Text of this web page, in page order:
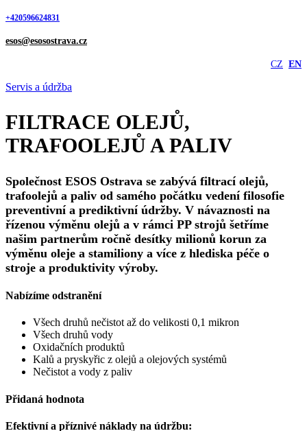
+420596624831
esos@esosostrava.cz
CZ EN
Servis a údržba
FILTRACE OLEJŮ,
TRAFOOLEJŮ A PALIV
Společnost ESOS Ostrava se zabývá filtrací olejů,
trafoolejů a paliv od samého počátku vedení filosofie
preventivní a prediktivní údržby. V návaznosti na
řízenou výměnu olejů a v rámci PP strojů šetříme
našim partnerům ročně desítky milionů korun za
výměnu oleje a stamiliony a více z hlediska péče o
stroje a produktivity výroby.
Nabízíme odstranění
Všech druhů nečistot až do velikosti 0,1 mikron
Všech druhů vody
Oxidačních produktů
Kalů a pryskyřic z olejů a olejových systémů
Nečistot a vody z paliv
Přidaná hodnota
Efektivní a příznivé náklady na údržbu: